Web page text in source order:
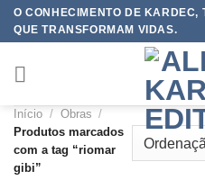
SkipO CONHECIMENTO DE KARDEC,
QUE TRANSFORMAM VIDAS.
Início / Obras /
Produtos marcados
com a tag “riomar
gibi”